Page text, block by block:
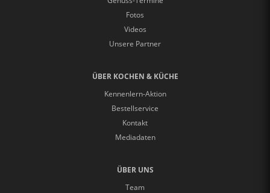
Fotos
Videos
Unsere Partner
ÜBER KOCHEN & KÜCHE
Kennenlern-Aktion
Bestellservice
Kontakt
Mediadaten
ÜBER UNS
Team